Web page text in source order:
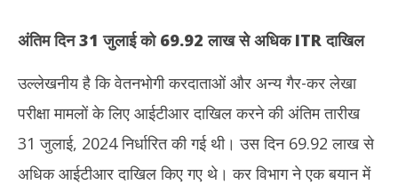
अंतिम दिन 31 जुलाई को 69.92 लाख से अधिकITRदाखिल
उल्लेखनीय है कि वेतनभोगी करदाताओं और अन्य गैर-कर लेखा
परीक्षा मामलों के लिए आईटीआर दाखिल करने की अंतिम तारीख
31 जुलाई, 2024 निर्धारित की गई थी। उस दिन 69.92 लाख से
अधिक आईटीआर दाखिल किए गए थे। कर विभाग ने एक बयान में